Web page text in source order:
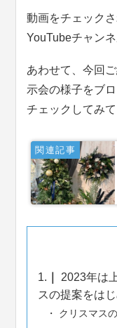
動画をチェック
YouTubeチャン
あわせて、今回
示会の様子をブ
チェックしてみて
関連記事
1.
2023年は
スの提案をは
クリスマス